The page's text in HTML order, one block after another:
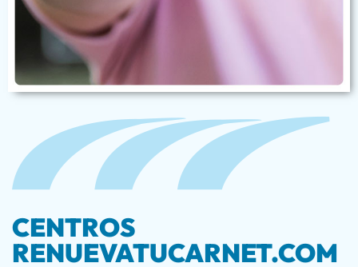
CENTROS
RENUEVATUCARNET.COM